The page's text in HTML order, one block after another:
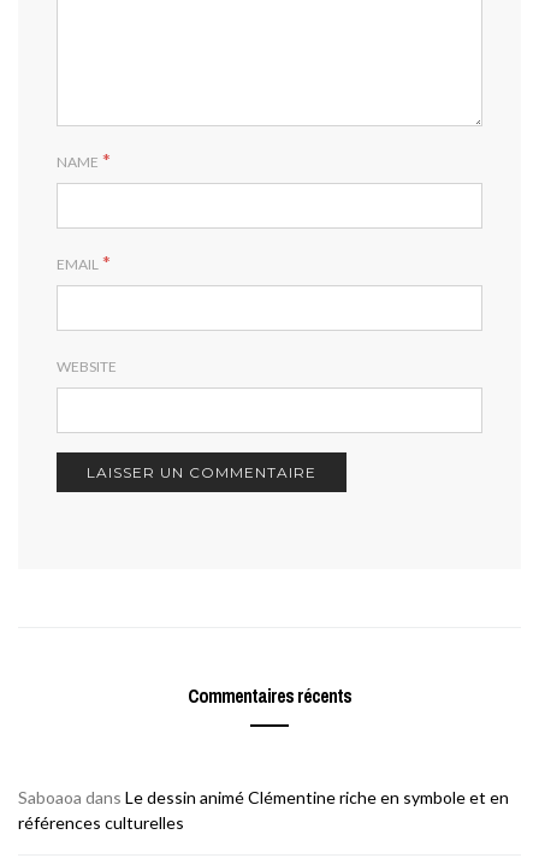
NAME *
EMAIL *
WEBSITE
Commentaires récents
Saboaoa dans Le dessin animé Clémentine riche en symbole et en
références culturelles